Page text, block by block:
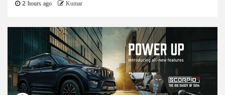
2 hours ago Kumar